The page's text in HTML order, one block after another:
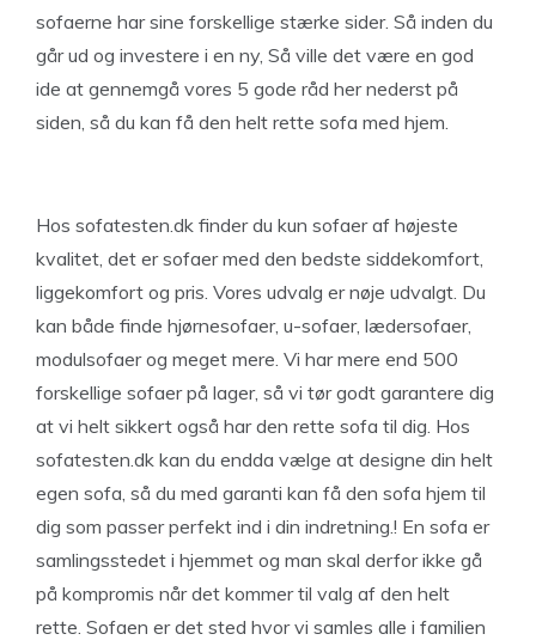
sofaerne har sine forskellige stærke sider. Så inden du
går ud og investere i en ny, Så ville det være en god
ide at gennemgå vores 5 gode råd her nederst på
siden, så du kan få den helt rette sofa med hjem.
Hos sofatesten.dk finder du kun sofaer af højeste
kvalitet, det er sofaer med den bedste siddekomfort,
liggekomfort og pris. Vores udvalg er nøje udvalgt. Du
kan både finde hjørnesofaer, u-sofaer, lædersofaer,
modulsofaer og meget mere. Vi har mere end 500
forskellige sofaer på lager, så vi tør godt garantere dig
at vi helt sikkert også har den rette sofa til dig. Hos
sofatesten.dk kan du endda vælge at designe din helt
egen sofa, så du med garanti kan få den sofa hjem til
dig som passer perfekt ind i din indretning.! En sofa er
samlingsstedet i hjemmet og man skal derfor ikke gå
på kompromis når det kommer til valg af den helt
rette. Sofaen er det sted hvor vi samles alle i familien